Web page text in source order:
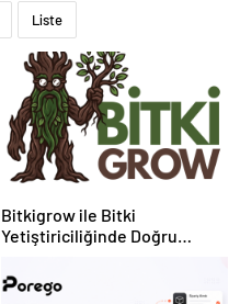
Liste
Bitkigrow ile Bitki
Yetiştiriciliğinde Doğru